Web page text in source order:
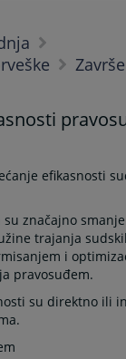
efikasnosti
značajno
trajanja
i
pravosuđem.
su direktno ili